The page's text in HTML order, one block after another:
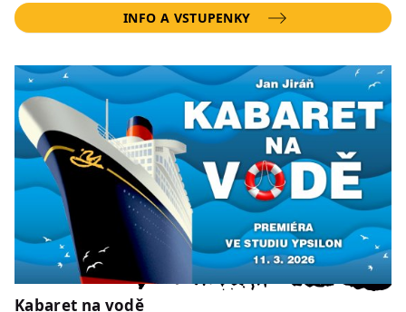
INFO A VSTUPENKY
Kabaret na vodě